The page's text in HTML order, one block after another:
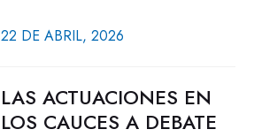
22 DE ABRIL, 2026
LAS ACTUACIONES EN
LOS CAUCES A DEBATE